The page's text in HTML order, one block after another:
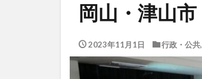
岡山・津山市
2023年11月1日 行政・公共,